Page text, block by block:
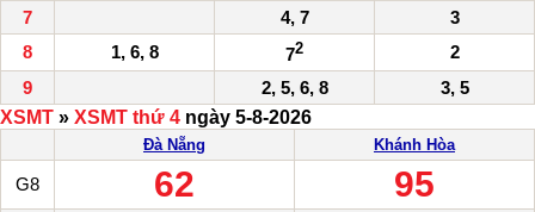
7
4, 7
3
8
1, 6, 8 72
2
9
2, 5, 6, 8
3, 5
XSMT » XSMT thứ 4 ngày 5-8-2026
Đà Nẵng Khánh Hòa
G8 62 95